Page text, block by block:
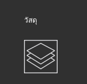
วัสดุ